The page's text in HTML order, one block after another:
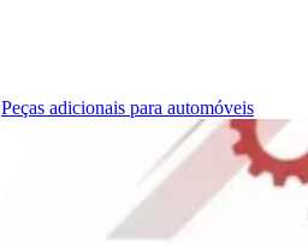
Peças adicionais para automóveis